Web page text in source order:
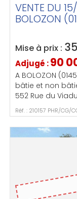
VENTE DU
BOLOZON
Mise à prix :
Adjugé :90
A BOLOZON
bâtie et non
552 Rue du
Réf. : 210157 PHR/CG/